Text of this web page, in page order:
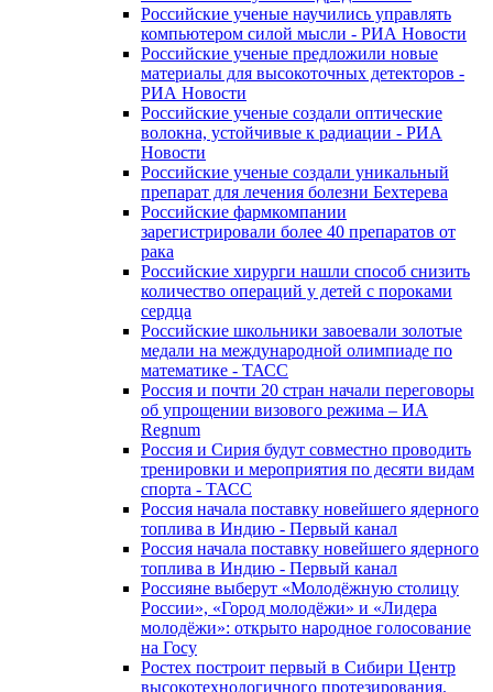
Российские ученые научились управлять
компьютером силой мысли - РИА Новости
Российские ученые предложили новые
материалы для высокоточных детекторов -
РИА Новости
Российские ученые создали оптические
волокна, устойчивые к радиации - РИА
Новости
Российские ученые создали уникальный
препарат для лечения болезни Бехтерева
Российские фармкомпании
зарегистрировали более 40 препаратов от
рака
Российские хирурги нашли способ снизить
количество операций у детей с пороками
сердца
Российские школьники завоевали золотые
медали на международной олимпиаде по
математике - ТАСС
Россия и почти 20 стран начали переговоры
об упрощении визового режима – ИА
Regnum
Россия и Сирия будут совместно проводить
тренировки и мероприятия по десяти видам
спорта - ТАСС
Россия начала поставку новейшего ядерного
топлива в Индию - Первый канал
Россия начала поставку новейшего ядерного
топлива в Индию - Первый канал
Россияне выберут «Молодёжную столицу
России», «Город молодёжи» и «Лидера
молодёжи»: открыто народное голосование
на Госу
Ростех построит первый в Сибири Центр
высокотехнологичного протезирования.